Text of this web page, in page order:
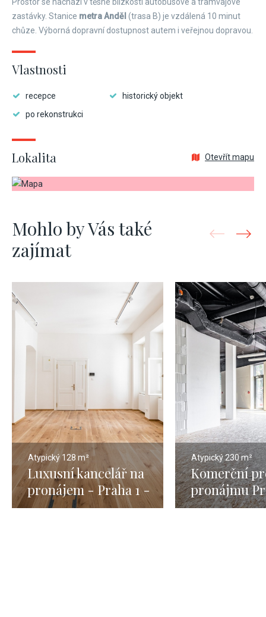
zastávky. Stanice metra Anděl (trasa B) je vzdálená 10 minut
chůze. Výborná dopravní dostupnost autem i veřejnou dopravou.
Vlastnosti
recepce
historický objekt
po rekonstrukci
Lokalita Otevřít mapu
Mohlo by Vás také
zajímat
Atypický128 m²
Luxusní kancelář na
pronájem - Praha 1 -
Nové Město - 145m
Atypický230 m²
Komerční
pronájmu
230m